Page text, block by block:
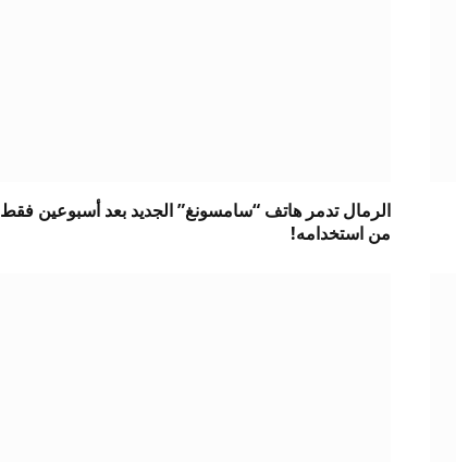
الرمال تدمر هاتف “سامسونغ” الجديد بعد أسبوعين فقط
من استخدامه!